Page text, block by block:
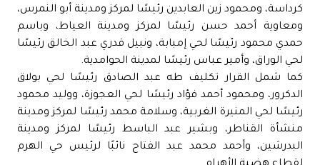
كرداسة، ومحمود زين العابدين رئيسًا لمركز ومدينة أبو النمرس،
ومعاوية أحمد حسن رئيسًا لمركز ومدينة العياط، وباسم
حمدي محمود رئيسًا لحي إمبابة، ونبيل قدري عبد الخالق رئيسًا
لحي الوراق، وأمير عباس رئيسًا لمدينة الحوامدية.
كما شمل القرار تكليف طه عبد الصادق رئيسًا لحي بولاق
الدكرور، ومحمود أحمد فؤاد رئيسًا لحي العجوزة، ووليد محمود
رئيسًا لحي المنيرة الغربية، وسلامة محمد رئيسًا لمركز ومدينة
منشأة القناطر، وبشير عبد الباسط رئيسًا لمركز ومدينة
البدرشين، وأحمد محمد عبد الفتاح نائبًا لرئيس حي الهرم